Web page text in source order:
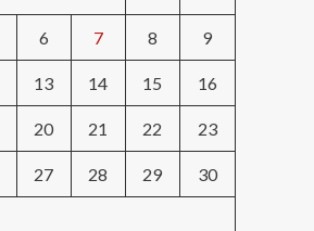
6 7 8 9
13 14 15 16
20 21 22 23
27 28 29 30